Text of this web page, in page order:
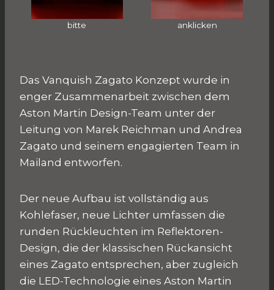
bitte anklicken
Das Vanquish Zagato Konzept wurde in
enger Zusammenarbeit zwischen dem
Aston Martin Design-Team unter der
Leitung von Marek Reichman und Andrea
Zagato und seinem engagierten Team in
Mailand entworfen.
Der neue Aufbau ist vollständig aus
Kohlefaser, neue Lichter umfassen die
runden Rückleuchten im Reflektoren-
Design, die der klassischen Rückansicht
eines Zagato entsprechen, aber zugleich
die LED-Technologie eines Aston Martin